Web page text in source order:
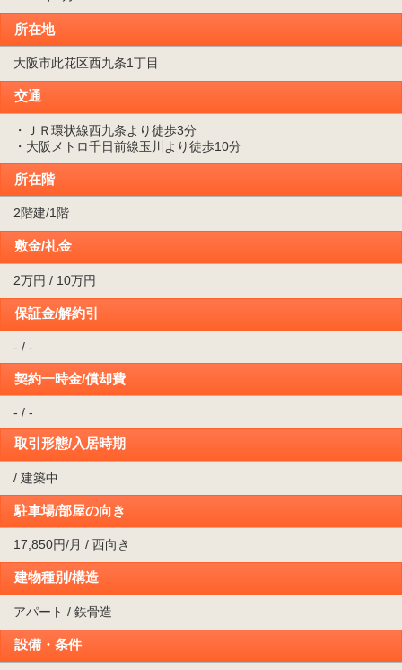
所在地
大阪市此花区西九条1丁目
交通
・ＪＲ環状線西九条より徒歩3分
・大阪メトロ千日前線玉川より徒歩10分
所在階
2階建/1階
敷金/礼金
2万円 / 10万円
保証金/解約引
- / -
契約一時金/償却費
- / -
取引形態/入居時期
/ 建築中
駐車場/部屋の向き
17,850円/月 / 西向き
建物種別/構造
アパート / 鉄骨造
設備・条件